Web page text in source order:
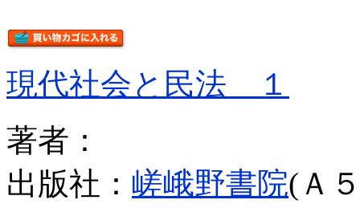
現代社会と民法 １
著者：
出版社： 嵯峨野書院(Ａ